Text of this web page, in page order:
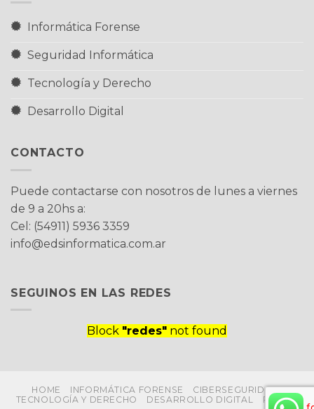
Informática Forense
Seguridad Informática
Tecnología y Derecho
Desarrollo Digital
CONTACTO
Puede contactarse con nosotros de lunes a viernes
de 9 a 20hs a:
Cel: (54911) 5936 3359
info@edsinformatica.com.ar
SEGUINOS EN LAS REDES
Block "redes" not found
HOME INFORMÁTICA FORENSE
CIBERSEGURIDAD
TECNOLOGÍA Y DERECHO
DESARROLLO DIGITAL PRENSA